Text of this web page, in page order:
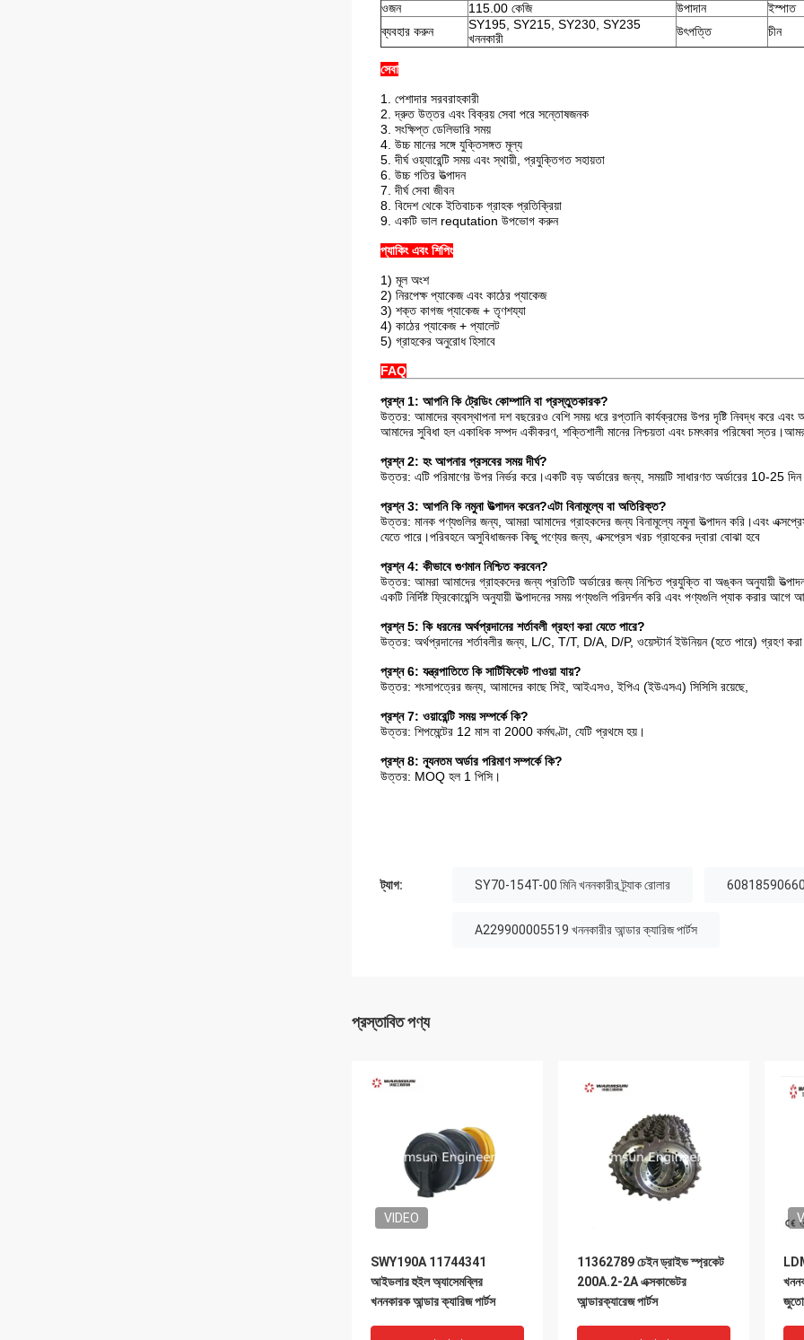
ওজন
115.00 কেজি উপাদান
ইস্পাত
ব্যবহার করুন
SY195, SY215, SY230, SY235
খননকারী
উৎপত্তি চীন
সেবা
1. পেশাদার সরবরাহকারী
2. দ্রুত উত্তর এবং বিক্রয় সেবা পরে সন্তোষজনক
3. সংক্ষিপ্ত ডেলিভারি সময়
4. উচ্চ মানের সঙ্গে যুক্তিসঙ্গত মূল্য
5. দীর্ঘ ওয়্যারেন্টি সময় এবং স্থায়ী, প্রযুক্তিগত সহায়তা
6. উচ্চ গতির উত্পাদন
7. দীর্ঘ সেবা জীবন
8. বিদেশ থেকে ইতিবাচক গ্রাহক প্রতিক্রিয়া
9. একটি ভাল requtation উপভোগ করুন
প্যাকিং এবং শিপিং
1) মূল অংশ
2) নিরপেক্ষ প্যাকেজ এবং কাঠের প্যাকেজ
3) শক্ত কাগজ প্যাকেজ + তৃণশয্যা
4) কাঠের প্যাকেজ + প্যালেট
5) গ্রাহকের অনুরোধ হিসাবে
FAQ
প্রশ্ন 1: আপনি কি ট্রেডিং কোম্পানি বা প্রস্তুতকারক?
উত্তর: আমাদের ব্যবস্থাপনা দশ বছরেরও বেশি সময় ধরে রপ্তানি কার্যক্রমের উপর দৃষ্টি নিবদ্ধ করে এবং
আমাদের সুবিধা হল একাধিক সম্পদ একীকরণ, শক্তিশালী মানের নিশ্চয়তা এবং চমৎকার পরিষেবা
প্রশ্ন 2: হং আপনার প্রসবের সময় দীর্ঘ?
উত্তর: এটি পরিমাণের উপর নির্ভর করে।একটি বড় অর্ডারের জন্য, সময়টি সাধারণত অর্ডারের 10-25
প্রশ্ন 3: আপনি কি নমুনা উত্পাদন করেন?এটা বিনামূল্যে বা অতিরিক্ত?
উত্তর: মানক পণ্যগুলির জন্য, আমরা আমাদের গ্রাহকদের জন্য বিনামূল্যে নমুনা উত্পাদন করি।এবং
যেতে পারে।পরিবহনে অসুবিধাজনক কিছু পণ্যের জন্য, এক্সপ্রেস খরচ গ্রাহকের দ্বারা বোঝা হবে
প্রশ্ন 4: কীভাবে গুণমান নিশ্চিত করবেন?
উত্তর: আমরা আমাদের গ্রাহকদের জন্য প্রতিটি অর্ডারের জন্য নিশ্চিত প্রযুক্তি বা অঙ্কন অনুযায়ী
একটি নির্দিষ্ট ফ্রিকোয়েন্সি অনুযায়ী উত্পাদনের সময় পণ্যগুলি পরিদর্শন করি এবং পণ্যগুলি প্যাক করার
প্রশ্ন 5: কি ধরনের অর্থপ্রদানের শর্তাবলী গ্রহণ করা যেতে পারে?
উত্তর: অর্থপ্রদানের শর্তাবলীর জন্য, L/C, T/T, D/A, D/P, ওয়েস্টার্ন ইউনিয়ন (হতে পারে) গ্রহণ করা
প্রশ্ন 6: যন্ত্রপাতিতে কি সার্টিফিকেট পাওয়া যায়?
উত্তর: শংসাপত্রের জন্য, আমাদের কাছে সিই, আইএসও, ইপিএ (ইউএসএ) সিসিসি রয়েছে,
প্রশ্ন 7: ওয়ারেন্টি সময় সম্পর্কে কি?
উত্তর: শিপমেন্টের 12 মাস বা 2000 কর্মঘণ্টা, যেটি প্রথমে হয়।
প্রশ্ন 8: ন্যূনতম অর্ডার পরিমাণ সম্পর্কে কি?
উত্তর: MOQ হল 1 পিসি।
ট্যাগ: SY70-154T-00 মিনি খননকারীর ট্র্যাক রোলার 60818590660
A229900005519 খননকারীর আন্ডার ক্যারিজ পার্টস
প্রস্তাবিত পণ্য
VIDEO
SWY190A 11744341
আইডলার হুইল অ্যাসেমব্লির
খননকারক আন্ডার ক্যারিজ পার্টস
11362789 চেইন ড্রাইভ স্প্রকেট
200A.2-2A এক্সকাভেটর
আন্ডারক্যারেজ পার্টস
জুতো